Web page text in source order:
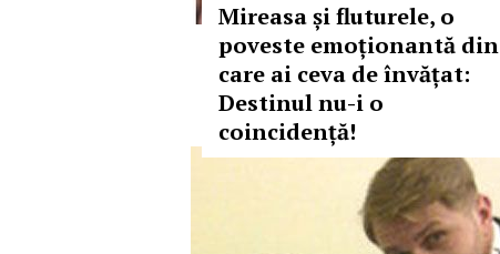
Mireasa și fluturele, o
poveste emoționantă din
care ai ceva de învățat:
Destinul nu-i o
coincidență!